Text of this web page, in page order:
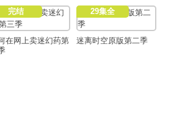
完结
在网上卖迷幻药第
29集全
迷离时空原版第二季